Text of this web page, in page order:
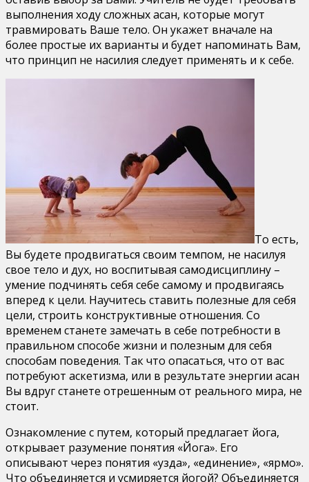
выполнения ходу сложных асан, которые могут
травмировать Ваше тело. Он укажет вначале на
более простые их варианты и будет напоминать Вам,
что принцип не насилия следует применять и к себе.
То есть,
Вы будете продвигаться своим темпом, не насилуя
свое тело и дух, но воспитывая самодисциплину –
умение подчинять себя себе самому и продвигаясь
вперед к цели. Научитесь ставить полезные для себя
цели, строить конструктивные отношения. Со
временем станете замечать в себе потребности в
правильном способе жизни и полезным для себя
способам поведения. Так что опасаться, что от вас
потребуют аскетизма, или в результате энергии асан
Вы вдруг станете отрешенным от реального мира, не
стоит.
Ознакомление с путем, который предлагает йога,
открывает разумение понятия «Йога». Его
описывают через понятия «узда», «единение», «ярмо».
Что объединяется и усмиряется йогой? Объединяется